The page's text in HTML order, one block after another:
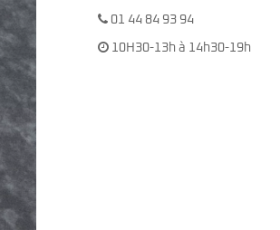
01 44 84 93 94
10H30-13h à 14h30-19h